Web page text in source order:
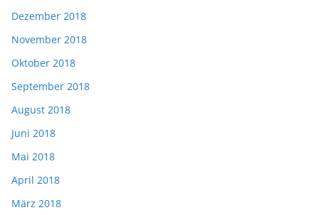
Dezember 2018
November 2018
Oktober 2018
September 2018
August 2018
Juni 2018
Mai 2018
April 2018
März 2018